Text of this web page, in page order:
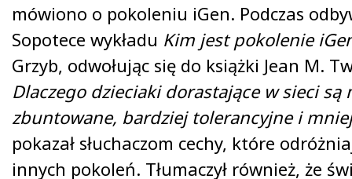
mówiono o pokoleniu iGen. Podczas
Sopotece wykładu Kim jest pokolenie
Grzyb, odwołując się do książki Jean M.
Dlaczego dzieciaki dorastające w sieci są
zbuntowane, bardziej tolerancyjne i
pokazał słuchaczom cechy, które
innych pokoleń. Tłumaczył również, że